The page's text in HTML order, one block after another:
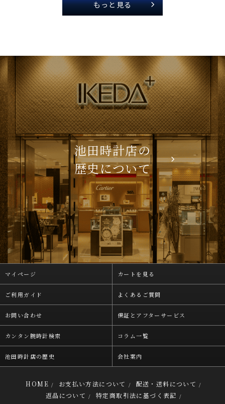
もっと見る
池田時計店の
歴史について
マイページ カートを見る
ご利用ガイド よくあるご質問
お問い合わせ 保証とアフターサービス
カンタン腕時計検索 コラム一覧
池田時計店の歴史 会社案内
HOME / お支払い方法について / 配送・送料について /
返品について / 特定商取引法に基づく表記 /